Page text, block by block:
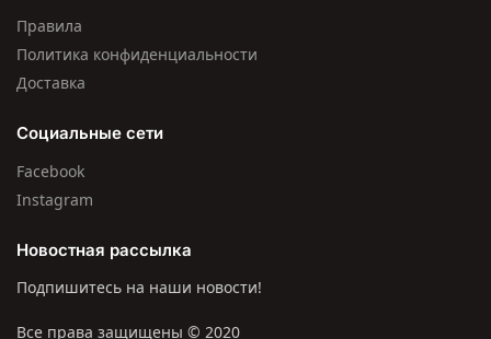
Правила
Политика конфиденциальности
Доставка
Социальные сети
Facebook
Instagram
Новостная рассылка
Подпишитесь на наши новости!
Все права защищены © 2020